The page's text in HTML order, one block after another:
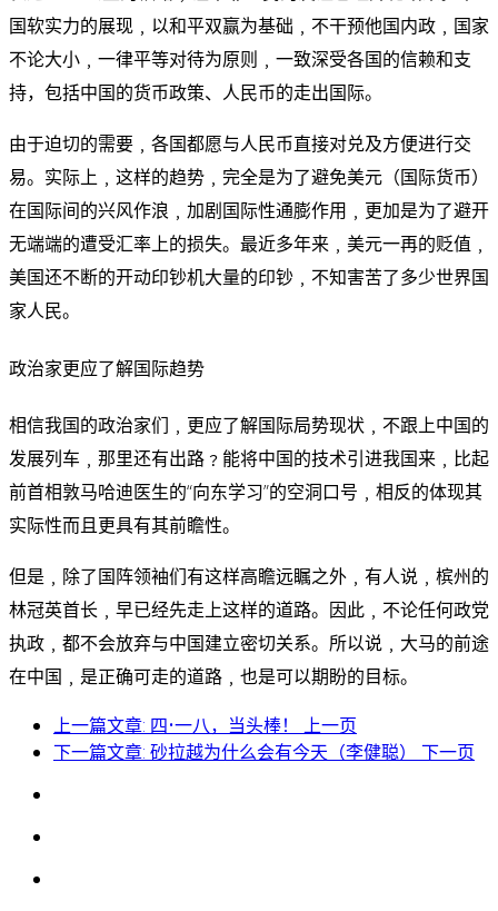
国软实力的展现﹐以和平双赢为基础﹐不干预他国内政﹐国家
不论大小﹐一律平等对待为原则﹐一致深受各国的信赖和支
持，包括中国的货币政策、人民币的走出国际。
由于迫切的需要﹐各国都愿与人民币直接对兑及方便进行交
易。实际上﹐这样的趋势﹐完全是为了避免美元（国际货币）
在国际间的兴风作浪﹐加剧国际性通膨作用﹐更加是为了避开
无端端的遭受汇率上的损失。最近多年来﹐美元一再的贬值﹐
美国还不断的开动印钞机大量的印钞﹐不知害苦了多少世界国
家人民。
政治家更应了解国际趋势
相信我国的政治家们﹐更应了解国际局势现状﹐不跟上中国的
发展列车﹐那里还有出路﹖能将中国的技术引进我国来﹐比起
前首相敦马哈迪医生的“向东学习”的空洞口号﹐相反的体现其
实际性而且更具有其前瞻性。
但是﹐除了国阵领袖们有这样高瞻远瞩之外﹐有人说﹐槟州的
林冠英首长﹐早已经先走上这样的道路。因此﹐不论任何政党
执政﹐都不会放弃与中国建立密切关系。所以说﹐大马的前途
在中国﹐是正确可走的道路﹐也是可以期盼的目标。
上一篇文章: 四•一八，当头棒！ 上一页
下一篇文章: 砂拉越为什么会有今天（李健聪） 下一页